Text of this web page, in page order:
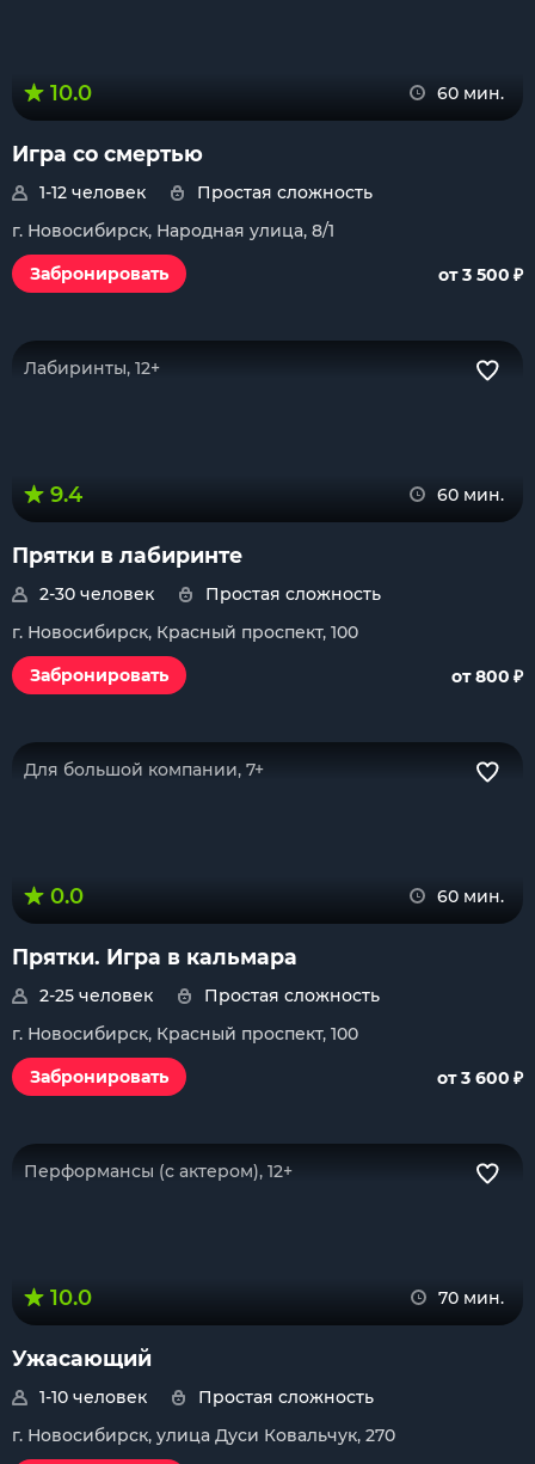
10.0 60 мин.
Игра со смертью
1-12 человек
Простая сложность
г. Новосибирск, Народная улица, 8/1
Забронировать
от 3 500 ₽
Лабиринты, 12+
9.4 60 мин.
Прятки в лабиринте
2-30 человек
Простая сложность
г. Новосибирск, Красный проспект, 100
Забронировать
от 800 ₽
Для большой компании, 7+
0.0 60 мин.
Прятки. Игра в кальмара
2-25 человек
Простая сложность
г. Новосибирск, Красный проспект, 100
Забронировать
от 3 600 ₽
Перформансы (с актером), 12+
10.0 70 мин.
Ужасающий
1-10 человек
Простая сложность
г. Новосибирск, улица Дуси Ковальчук, 270